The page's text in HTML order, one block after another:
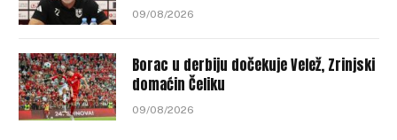
09/08/2026
Borac u derbiju dočekuje Velež, Zrinjski
domaćin Čeliku
09/08/2026